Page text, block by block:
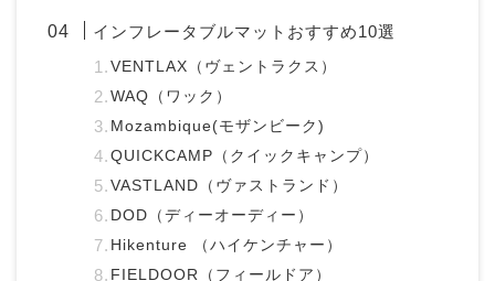
インフレータブルマットおすすめ10選
VENTLAX（ヴェントラクス）
WAQ（ワック）
Mozambique(モザンビーク)
QUICKCAMP（クイックキャンプ）
VASTLAND（ヴァストランド）
DOD（ディーオーディー）
Hikenture （ハイケンチャー）
FIELDOOR（フィールドア）